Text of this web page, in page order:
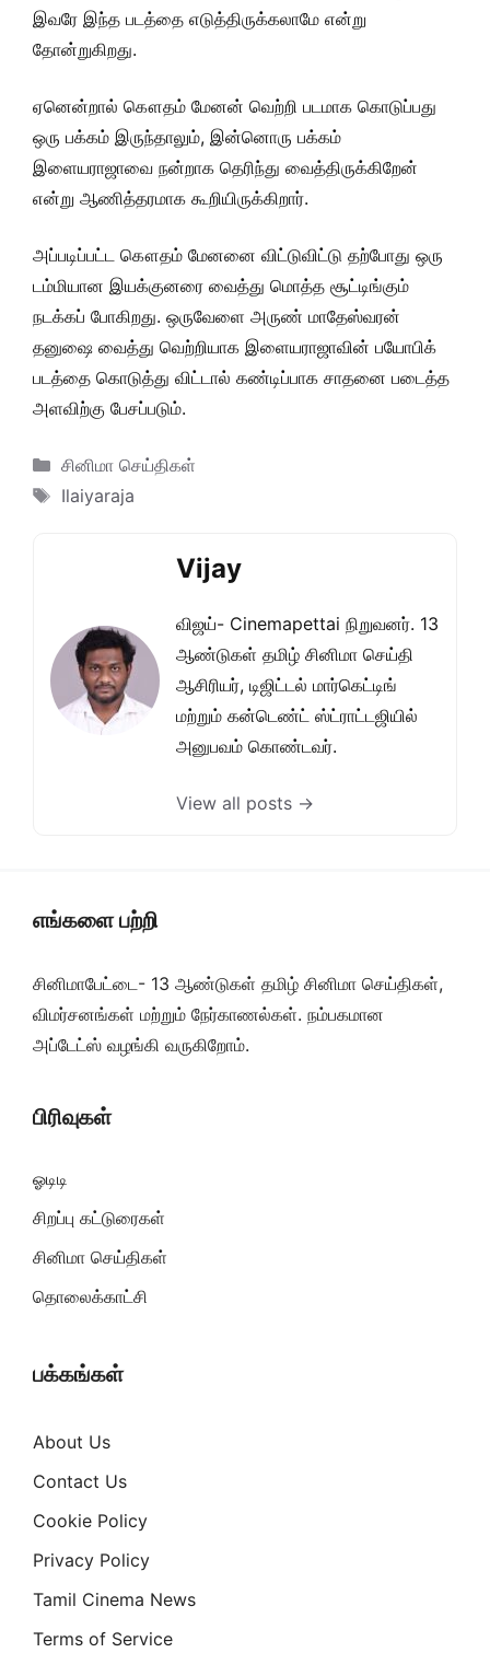
இவரே இந்த படத்தை எடுத்திருக்கலாமே என்று
தோன்றுகிறது.
ஏனென்றால் கௌதம் மேனன் வெற்றி படமாக கொடுப்பது
ஒரு பக்கம் இருந்தாலும், இன்னொரு பக்கம்
இளையராஜாவை நன்றாக தெரிந்து வைத்திருக்கிறேன்
என்று ஆணித்தரமாக கூறியிருக்கிறார்.
அப்படிப்பட்ட கௌதம் மேனனை விட்டுவிட்டு தற்போது ஒரு
டம்மியான இயக்குனரை வைத்து மொத்த சூட்டிங்கும்
நடக்கப் போகிறது. ஒருவேளை அருண் மாதேஸ்வரன்
தனுஷை வைத்து வெற்றியாக இளையராஜாவின் பயோபிக்
படத்தை கொடுத்து விட்டால் கண்டிப்பாக சாதனை படைத்த
அளவிற்கு பேசப்படும்.
Categories
சினிமா செய்திகள்
Tags
Ilaiyaraja
Vijay
விஜய்- Cinemapettai நிறுவனர். 13
ஆண்டுகள் தமிழ் சினிமா செய்தி
ஆசிரியர், டிஜிட்டல் மார்கெட்டிங்
மற்றும் கன்டெண்ட் ஸ்ட்ராட்டஜியில்
அனுபவம் கொண்டவர்.
View all posts →
எங்களை பற்றி
சினிமாபேட்டை- 13 ஆண்டுகள் தமிழ் சினிமா செய்திகள்,
விமர்சனங்கள் மற்றும் நேர்காணல்கள். நம்பகமான
அப்டேட்ஸ் வழங்கி வருகிறோம்.
பிரிவுகள்
ஓடிடி
சிறப்பு கட்டுரைகள்
சினிமா செய்திகள்
தொலைக்காட்சி
பக்கங்கள்
About Us
Contact Us
Cookie Policy
Privacy Policy
Tamil Cinema News
Terms of Service